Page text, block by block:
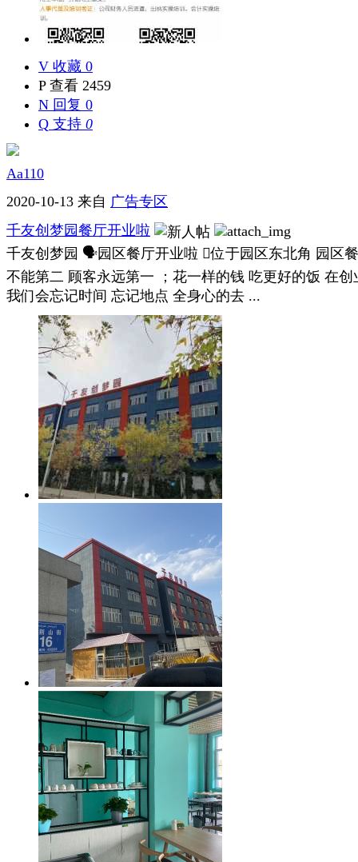
V 收藏 0
P查看 2459
N 回复 0
Q 支持 0
Aa110
2020-10-13 来自 广告专区
千友创梦园餐厅开业啦
千友创梦园 🗣园区餐厅开业啦 🏻位于园区东北角 园区
不能第二 顾客永远第一 ；花一样的钱 吃更好的饭 在
我们会忘记时间 忘记地点 全身心的去 ...